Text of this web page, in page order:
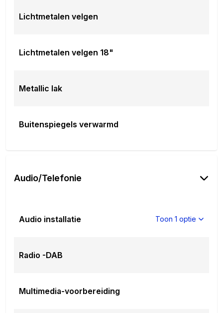
Lichtmetalen velgen
Lichtmetalen velgen 18"
Metallic lak
Buitenspiegels verwarmd
Audio/Telefonie
Audio installatie Toon 1 optie
Radio -DAB
Multimedia-voorbereiding